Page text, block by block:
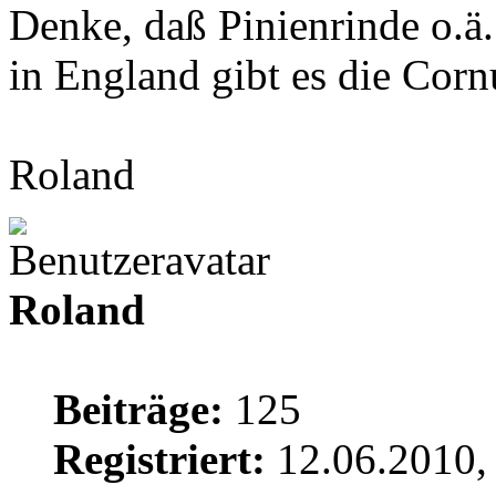
Denke, daß Pinienrinde
in England gibt es die
Roland
Roland
Beiträge: 125
Registriert: